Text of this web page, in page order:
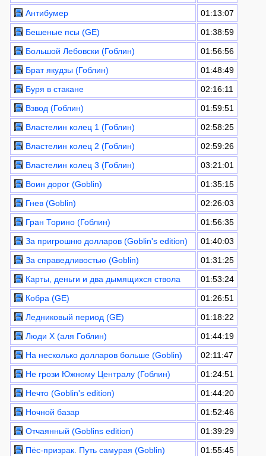
Антибумер
01:13:07
Бешеные псы (GE)
01:38:59
Большой Лебовски (Гоблин)
01:56:56
Брат якудзы (Гоблин)
01:48:49
Буря в стакане
02:16:11
Взвод (Гоблин)
01:59:51
Властелин колец 1 (Гоблин)
02:58:25
Властелин колец 2 (Гоблин)
02:59:26
Властелин колец 3 (Гоблин)
03:21:01
Воин дорог (Goblin)
01:35:15
Гнев (Goblin)
02:26:03
Гран Торино (Гоблин)
01:56:35
За пригрошню долларов (Goblin's edition)
01:40:03
За справедливостью (Goblin)
01:31:25
Карты, деньги и два дымящихся ствола
01:53:24
Кобра (GE)
01:26:51
Ледниковый период (GE)
01:18:22
Люди Х (аля Гоблин)
01:44:19
На несколько долларов больше (Goblin)
02:11:47
Не грози Южному Централу (Гоблин)
01:24:51
Нечто (Goblin's edition)
01:44:20
Ночной базар
01:52:46
Отчаянный (Goblins edition)
01:39:29
Пёс-призрак. Путь самурая (Goblin)
01:55:45